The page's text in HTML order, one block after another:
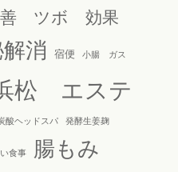
善 ツボ 効果
消 宿便 小腸 ガス
松 エステ
酸ヘッドスパ 発酵生姜麹
食事 腸もみ